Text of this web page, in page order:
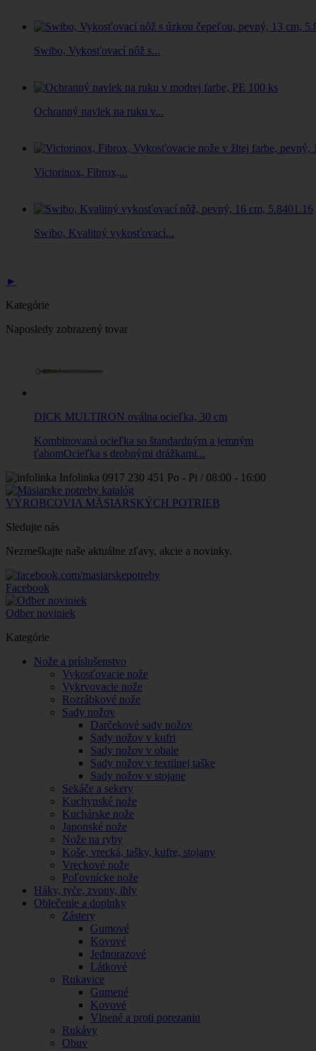
Swibo, Vykosťovací nôž s...
Ochranný navlek na ruku v...
Victorinox, Fibrox,...
Swibo, Kvalitný vykosťovací...
►
Kategórie
Naposledy zobrazený tovar
DICK MULTIRON oválna ocieľka, 30 cm
Kombinovaná ocieľka so štandardným a jemným
ťahomOcieľka s drobnými drážkami...
Infolinka 0917 230 451 Po - Pi / 08:00 - 16:00
VÝROBCOVIA MÄSIARSKÝCH POTRIEB
Sledujte nás
Nezmeškajte naše aktuálne zľavy, akcie a novinky.
Facebook
Odber noviniek
Kategórie
Nože a príslušenstvo
Vykosťovacie nože
Vykrvovacie nože
Rozrábkové nože
Sady nožov
Darčekové sady nožov
Sady nožov v kufri
Sady nožov v obale
Sady nožov v textilnej taške
Sady nožov v stojane
Sekáče a sekery
Kuchynské nože
Kuchárske nože
Japonské nože
Nože na ryby
Koše, vrecká, tašky, kufre, stojany
Vreckové nože
Poľovnícke nože
Háky, tyče, zvony, ihly
Oblečenie a doplnky
Zástery
Gumové
Kovové
Jednorazové
Látkové
Rukavice
Gumené
Kovové
Vlnené a proti porezaniu
Rukávy
Obuv